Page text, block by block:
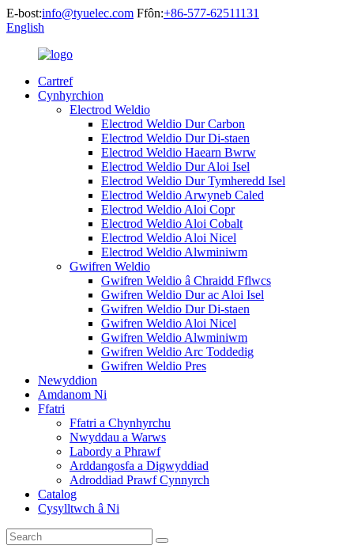
E-bost:info@tyuelec.com Ffôn:+86-577-62511131
English
Cartref
Cynhyrchion
Electrod Weldio
Electrod Weldio Dur Carbon
Electrod Weldio Dur Di-staen
Electrod Weldio Haearn Bwrw
Electrod Weldio Dur Aloi Isel
Electrod Weldio Dur Tymheredd Isel
Electrod Weldio Arwyneb Caled
Electrod Weldio Aloi Copr
Electrod Weldio Aloi Cobalt
Electrod Weldio Aloi Nicel
Electrod Weldio Alwminiwm
Gwifren Weldio
Gwifren Weldio â Chraidd Fflwcs
Gwifren Weldio Dur ac Aloi Isel
Gwifren Weldio Dur Di-staen
Gwifren Weldio Aloi Nicel
Gwifren Weldio Alwminiwm
Gwifren Weldio Arc Toddedig
Gwifren Weldio Pres
Newyddion
Amdanom Ni
Ffatri
Ffatri a Chynhyrchu
Nwyddau a Warws
Labordy a Phrawf
Arddangosfa a Digwyddiad
Adroddiad Prawf Cynnyrch
Catalog
Cysylltwch â Ni